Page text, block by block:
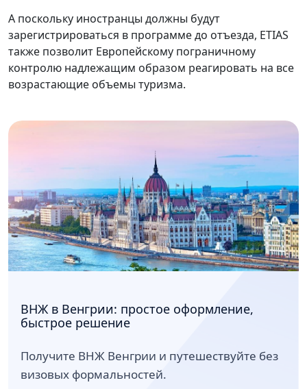
А поскольку иностранцы должны будут
зарегистрироваться в программе до отъезда, ETIAS
также позволит Европейскому пограничному
контролю надлежащим образом реагировать на все
возрастающие объемы туризма.
ВНЖ в Венгрии: простое оформление,
быстрое решение
Получите ВНЖ Венгрии и путешествуйте без
визовых формальностей.